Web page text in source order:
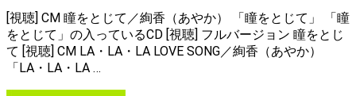
[視聴] CM 瞳をとじて／絢香（あやか） 「瞳をとじて」 「瞳
をとじて」の入っているCD [視聴] フルバージョン 瞳をとじ
て [視聴] CM LA・LA・LA LOVE SONG／絢香（あやか）
「LA・LA・LA …